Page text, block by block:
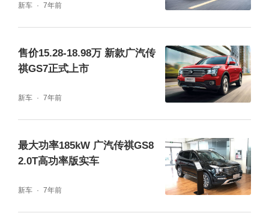
新车 7年前
售价15.28-18.98万 新款广汽传
祺GS7正式上市
新车 7年前
最大功率185kW 广汽传祺GS8
2.0T高功率版实车
新车 7年前